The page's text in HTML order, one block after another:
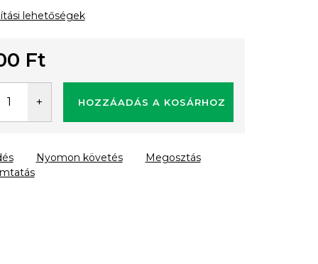
lehetőségek
Ft
HOZZÁADÁS A KOSÁRHOZ
Nyomon követés Megosztás